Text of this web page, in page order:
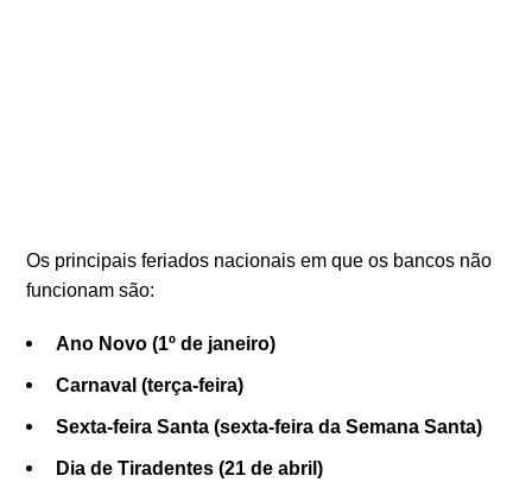
Os principais feriados nacionais em que os bancos não
funcionam são:
Ano Novo (1º de janeiro)
Carnaval (terça-feira)
Sexta-feira Santa (sexta-feira da Semana Santa)
Dia de Tiradentes (21 de abril)